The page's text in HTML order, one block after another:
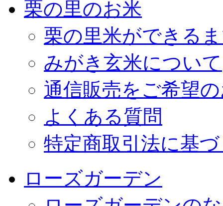
栗の里のお米
栗の里米ができる
みがき玄米について
通信販売をご希望
よくある質問
特定商取引法に基
ローズガーデン